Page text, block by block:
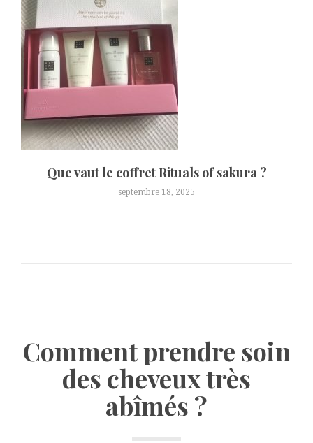
Que vaut le coffret Rituals of sakura ?
septembre 18, 2025
Comment prendre soin
des cheveux très
abîmés ?